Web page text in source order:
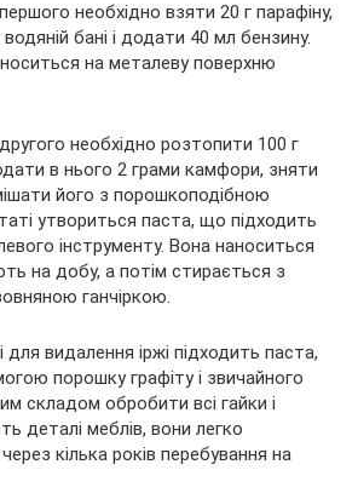
необхідно взяти 20 г парафіну,
бані і додати 40 мл бензину.
на металеву поверхню
необхідно розтопити 100 г
в нього 2 грами камфори, зняти
його з порошкоподібною
утвориться паста, що підходить
інструменту. Вона наноситься
на добу, а потім стирається з
ганчіркою.
видалення іржі підходить паста,
порошку графіту і звичайного
складом обробити всі гайки і
деталі меблів, вони легко
кілька років перебування на